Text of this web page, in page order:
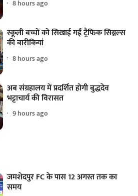
8 hours ago
स्कूली बच्चों को सिखाई गईं ट्रैफिक सिग्नल्स
की बारीकियां
8 hours ago
अब संग्रहालय में प्रदर्शित होगी बुद्धदेव
भट्टाचार्य की विरासत
9 hours ago
जमशेदपुर FC के पास 12 अगस्त तक का
समय